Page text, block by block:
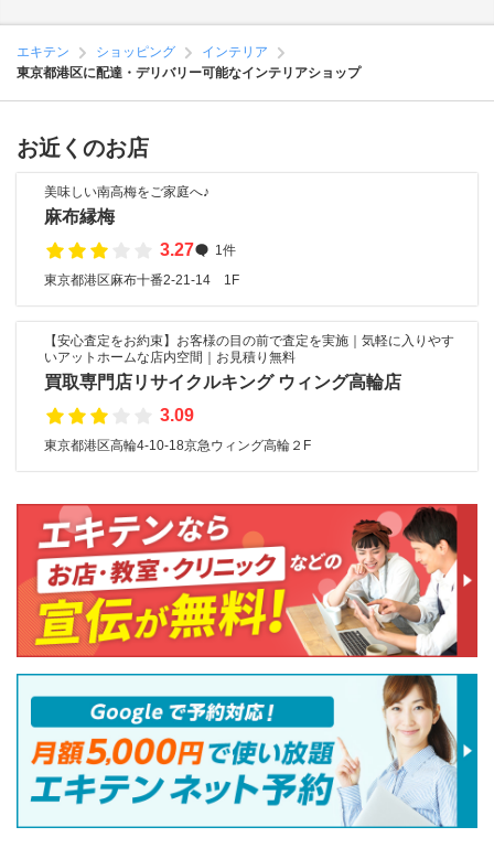
エキテン ショッピング
インテリア
東京都港区に配達・デリバリー可能なインテリアショップ
お近くのお店
美味しい南高梅をご家庭へ♪
麻布縁梅
3.27
1件
東京都港区麻布十番2-21-14 1F
【安心査定をお約束】お客様の目の前で査定を実施｜気軽に入りやす
いアットホームな店内空間｜お見積り無料
買取専門店リサイクルキング ウィング高輪店
3.09
東京都港区高輪4-10-18京急ウィング高輪２F